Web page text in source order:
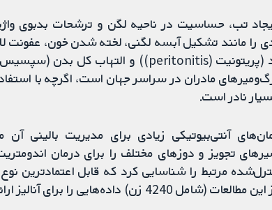
تب، حساسیت در ناحیه لگن و ترشحات بدبوی
را مانند تشکیل آبسه لگنی، لخته شدن خون، عفونت
مادران در سراسر جهان است، اگرچه با
نادر است.
آنتی‌بیوتیکی زیادی برای مدیریت بالینی آن
مرتبط را شناسایی کرد که قابل اعتمادترین